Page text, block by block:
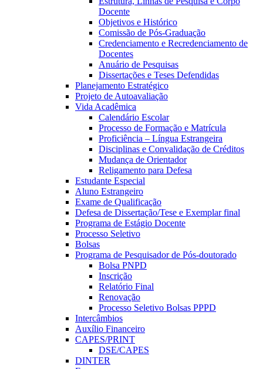
Docente
Objetivos e Histórico
Comissão de Pós-Graduação
Credenciamento e Recredenciamento de
Docentes
Anuário de Pesquisas
Dissertações e Teses Defendidas
Planejamento Estratégico
Projeto de Autoavaliação
Vida Acadêmica
Calendário Escolar
Processo de Formação e Matrícula
Proficiência – Língua Estrangeira
Disciplinas e Convalidação de Créditos
Mudança de Orientador
Religamento para Defesa
Estudante Especial
Aluno Estrangeiro
Exame de Qualificação
Defesa de Dissertação/Tese e Exemplar final
Programa de Estágio Docente
Processo Seletivo
Bolsas
Programa de Pesquisador de Pós-doutorado
Bolsa PNPD
Inscrição
Relatório Final
Renovação
Processo Seletivo Bolsas PPPD
Intercâmbios
Auxílio Financeiro
CAPES/PRINT
DSE/CAPES
DINTER